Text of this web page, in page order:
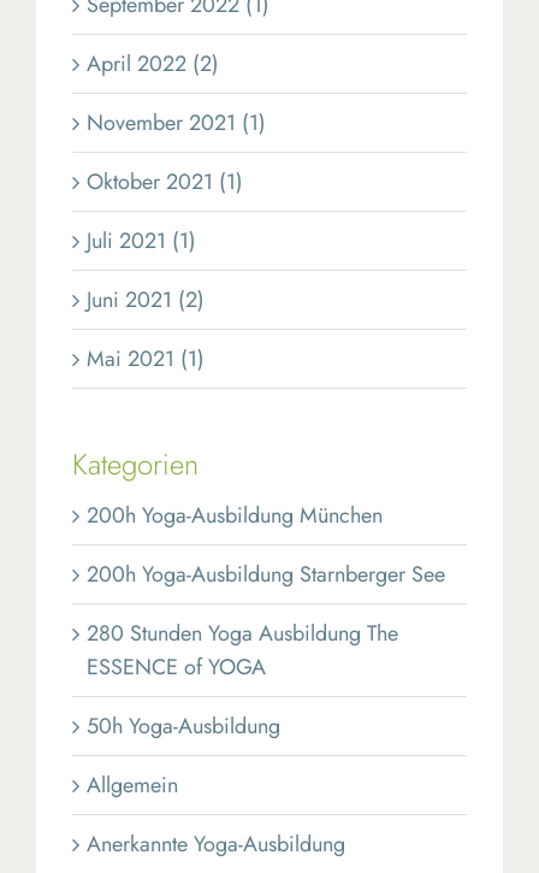
April 2022 (2)
November 2021 (1)
Oktober 2021 (1)
Juli 2021 (1)
Juni 2021 (2)
Mai 2021 (1)
Kategorien
200h Yoga-Ausbildung München
200h Yoga-Ausbildung Starnberger See
280 Stunden Yoga Ausbildung The
ESSENCE of YOGA
50h Yoga-Ausbildung
Allgemein
Anerkannte Yoga-Ausbildung